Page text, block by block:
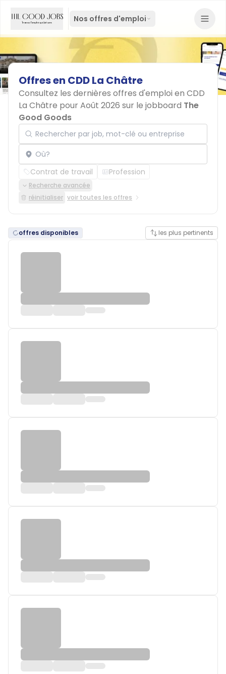
Nos offres d'emploi
Offresen CDDLa Châtre
Consultez les dernières offres d'emploi en CDD
La Châtre pour Août 2026 sur le jobboard The
Good Goods
Rechercher par job, mot-clé ou entreprise
Localisation
Contrat de travail Profession
Recherche avancée
réinitialiser voir toutes les offres
offres disponibles les plus pertinents